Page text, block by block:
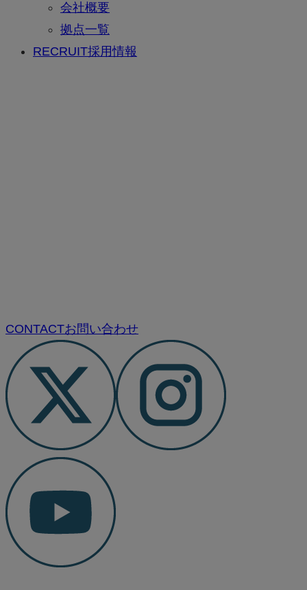
会社概要
拠点一覧
RECRUIT採用情報
CONTACTお問い合わせ